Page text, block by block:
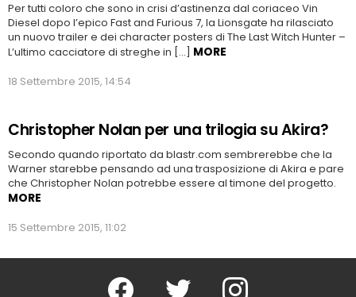
Per tutti coloro che sono in crisi d’astinenza dal coriaceo Vin
Diesel dopo l’epico Fast and Furious 7, la Lionsgate ha rilasciato
un nuovo trailer e dei character posters di The Last Witch Hunter –
L’ultimo cacciatore di streghe in […] MORE
18 Settembre 2015, 14:54
Christopher Nolan per una trilogia su Akira?
Secondo quando riportato da blastr.com sembrerebbe che la
Warner starebbe pensando ad una trasposizione di Akira e pare
che Christopher Nolan potrebbe essere al timone del progetto.
MORE
15 Settembre 2015, 11:02
Facebook Twitter Instagram